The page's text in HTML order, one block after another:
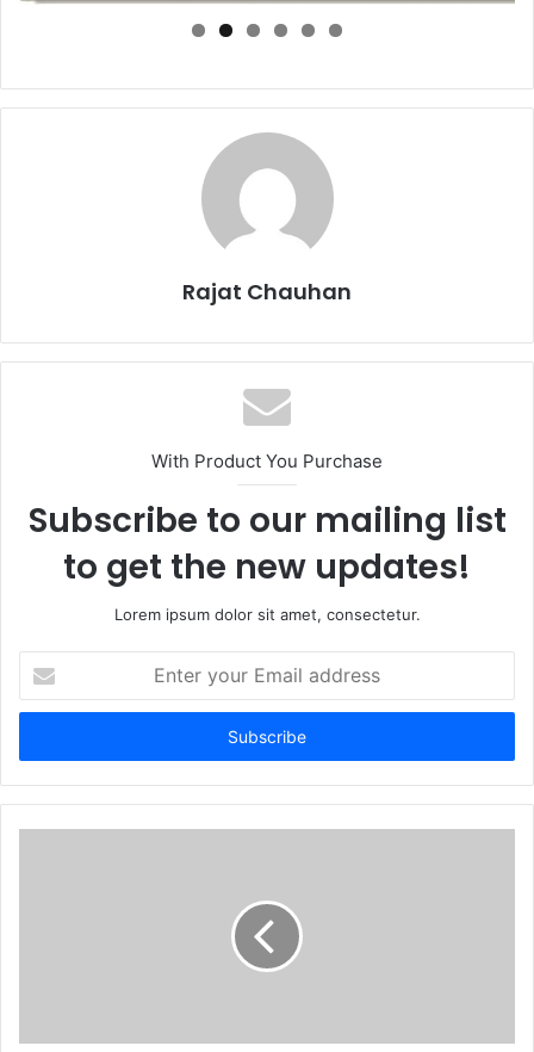
Rajat Chauhan
With Product You Purchase
Subscribe to our mailing list
to get the new updates!
Lorem ipsum dolor sit amet, consectetur.
your
Email